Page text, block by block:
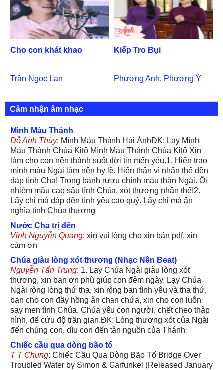
Cho con khát khao
Trần Ngọc Lan
Kiếp Tro Bụi
Phương Anh, Phương Ý
Cảm nhận âm nhạc
Mình Máu Thánh
Dỗ Anh Thùy: Mình Máu Thánh Hải ÁnhĐK: Lạy Mình
Máu Thánh Chúa Kitô Mình Máu Thánh Chúa Kitô Xin
làm cho con nên thánh suốt đời tin mến yêu.1. Hiến trao
mình máu Ngài làm nên hy lề. Hiến thân vì nhân thế đền
đáp tình Cha! Trong bánh rượu chính máu thân Ngài. Ôi
nhiệm mầu cao sâu tình Chúa, xót thương nhân thế!2.
Lấy chi mà đáp đền tình yêu cao quý. Lấy chi mà ân
nghĩa tình Chúa thương
Nước Cha trị đến
Vinh Nguyễn Quang: xin vui lòng cho xin bản pdf. xin
cảm ơn
Chúa giàu lòng xót thương (Nhạc Nền Beat)
Nguyễn Tấn Trung: 1. Lạy Chúa Ngài giàu lòng xót
thương, xin ban ơn phù giúp con đêm ngày. Lạy Chúa
Ngài rộng lòng thứ tha, xin rộng ban tình yêu và tha thứ,
ban cho con đầy hồng ân chan chứa, xin cho con luôn
say men tình Chúa. Chúa yêu con người, chết cheo thập
hình, để cứu độ trần gian.ĐK: Lòng thương xót của Ngài
đến chúng con, dìu con đến tận nguồn của Thánh
Chiếc cầu qua dòng bão tố
T T Chung: Chiếc Cầu Qua Dòng Bão Tố Bridge Over
Troubled Water by Simon & Garfunkel (Released January